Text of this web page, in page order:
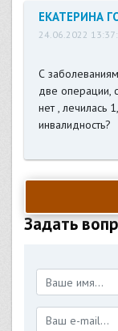
ЕКАТЕРИНА
24.06.2022
С
две операции,
нет , лечилась
инвалидность?
Задать